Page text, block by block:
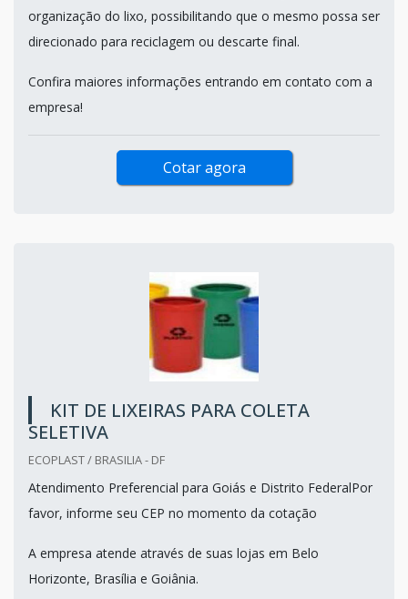
organização do lixo, possibilitando que o mesmo possa ser
direcionado para reciclagem ou descarte final.
Confira maiores informações entrando em contato com a
empresa!
Cotar agora
KIT DE LIXEIRAS PARA COLETA
SELETIVA
ECOPLAST / BRASILIA - DF
Atendimento Preferencial para Goiás e Distrito FederalPor
favor, informe seu CEP no momento da cotação
A empresa atende através de suas lojas em Belo
Horizonte, Brasília e Goiânia.